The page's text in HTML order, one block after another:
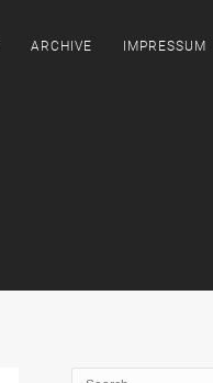
ARCHIVE IMPRESSUM